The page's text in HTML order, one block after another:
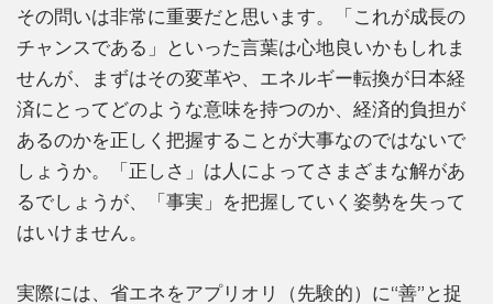
その問いは非常に重要だと思います。「これが成長の
チャンスである」といった言葉は心地良いかもしれま
せんが、まずはその変革や、エネルギー転換が日本経
済にとってどのような意味を持つのか、経済的負担が
あるのかを正しく把握することが大事なのではないで
しょうか。「正しさ」は人によってさまざまな解があ
るでしょうが、「事実」を把握していく姿勢を失って
はいけません。
実際には、省エネをアプリオリ（先験的）に“善”と捉